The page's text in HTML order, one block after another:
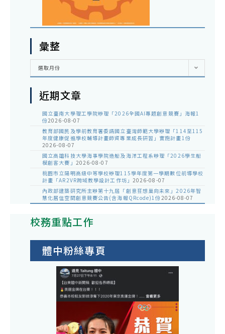
彙整
彙
選取月份
近期文章
國立臺南大學理工學院辦理「2026全國AI專題創意競賽」海報1
份2026-08-07
教育部國民及學前教育署委請國立臺灣師範大學辦理「114至115
年度健康促進學校輔導計畫師資專業成長研習」實施計畫1份
2026-08-07
國立高雄科技大學海事學院造船及海洋工程系辦理「2026學生船
模創客大賽」 2026-08-07
桃園市立陽明高級中等學校辦理115學年度第一學期數位前導學校
計畫「AR2VR跨域教學設計工作坊」 2026-08-07
內政部建築研究所主辦第十九屆「創意狂想巢向未來」2026年智
慧化居住空間創意競賽公告(含海報QRcode)1份2026-08-07
校務重點工作
體中粉絲專頁